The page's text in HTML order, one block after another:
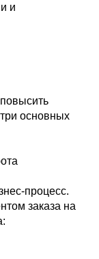
и
основных
процесс.
заказа на